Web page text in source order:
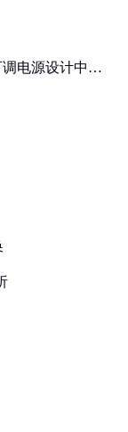
电源设计中的